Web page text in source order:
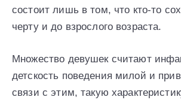
состоит лишь в том, что кто-то
черту и до взрослого возраста.
Множество девушек считают
детскость поведения милой и
связи с этим, такую